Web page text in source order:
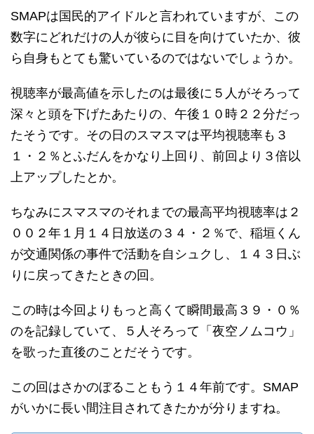
SMAPは国民的アイドルと言われていますが、この
数字にどれだけの人が彼らに目を向けていたか、彼
ら自身もとても驚いているのではないでしょうか。
視聴率が最高値を示したのは最後に５人がそろって
深々と頭を下げたあたりの、午後１０時２２分だっ
たそうです。その日のスマスマは平均視聴率も３
１・２％とふだんをかなり上回り、前回より３倍以
上アップしたとか。
ちなみにスマスマのそれまでの最高平均視聴率は２
００２年１月１４日放送の３４・２％で、稲垣くん
が交通関係の事件で活動を自シュクし、１４３日ぶ
りに戻ってきたときの回。
この時は今回よりもっと高くて瞬間最高３９・０％
のを記録していて、５人そろって「夜空ノムコウ」
を歌った直後のことだそうです。
この回はさかのぼることもう１４年前です。SMAP
がいかに長い間注目されてきたかが分りますね。